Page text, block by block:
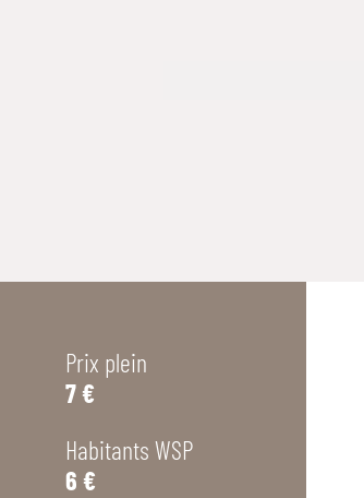
Prix plein
7 €
Habitants WSP
6 €